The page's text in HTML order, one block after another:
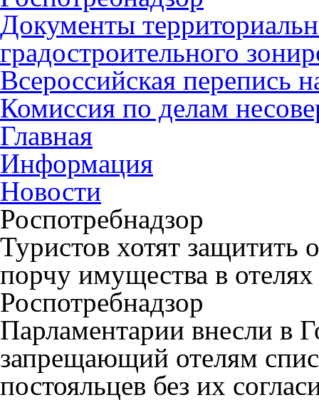
Документы
градостроительного
Всероссийская перепись
Комиссия по делам
Главная
Информация
Новости
Роспотребнадзор
Туристов хотят защитить
порчу имущества в отелях
Роспотребнадзор
Парламентарии внесли в
запрещающий отелям
постояльцев без их